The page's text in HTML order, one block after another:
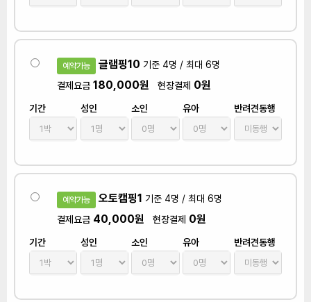
예약가능 글램핑10 기준 4명 / 최대 6명
결제요금 180,000원 현장결제 0원
기간 성인 소인 유아 반려견동행
예약가능 오토캠핑1 기준 4명 / 최대 6명
결제요금 40,000원 현장결제 0원
기간 성인 소인 유아 반려견동행